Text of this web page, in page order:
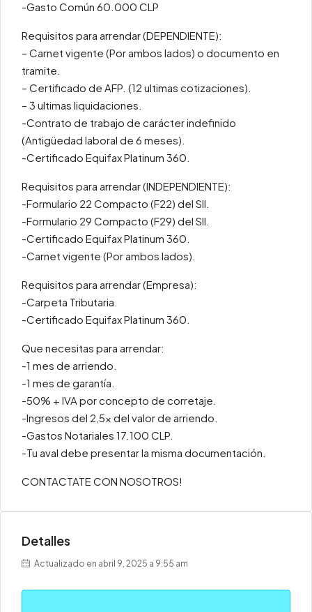
-Gasto Común 60.000 CLP
Requisitos para arrendar (DEPENDIENTE):
– Carnet vigente (Por ambos lados) o documento en
tramite.
– Certificado de AFP. (12 ultimas cotizaciones).
– 3 ultimas liquidaciones.
-Contrato de trabajo de carácter indefinido
(Antigüedad laboral de 6 meses).
-Certificado Equifax Platinum 360.
Requisitos para arrendar (INDEPENDIENTE):
-Formulario 22 Compacto (F22) del SII.
-Formulario 29 Compacto (F29) del SII.
-Certificado Equifax Platinum 360.
-Carnet vigente (Por ambos lados).
Requisitos para arrendar (Empresa):
-Carpeta Tributaria.
-Certificado Equifax Platinum 360.
Que necesitas para arrendar:
-1 mes de arriendo.
-1 mes de garantía.
-50% + IVA por concepto de corretaje.
-Ingresos del 2,5x del valor de arriendo.
-Gastos Notariales 17.100 CLP.
-Tu aval debe presentar la misma documentación.
CONTACTATE CON NOSOTROS!
Detalles
Actualizado en abril 9, 2025 a 9:55 am